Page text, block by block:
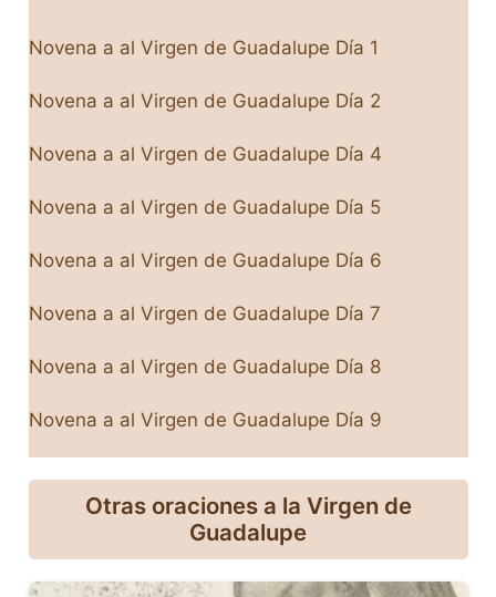
Novena a al Virgen de Guadalupe Día 1
Novena a al Virgen de Guadalupe Día 2
Novena a al Virgen de Guadalupe Día 4
Novena a al Virgen de Guadalupe Día 5
Novena a al Virgen de Guadalupe Día 6
Novena a al Virgen de Guadalupe Día 7
Novena a al Virgen de Guadalupe Día 8
Novena a al Virgen de Guadalupe Día 9
Otras oraciones a la Virgen de
Guadalupe